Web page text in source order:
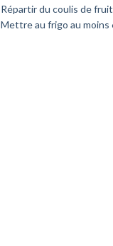
Répartir du coulis de
Mettre au frigo au moins